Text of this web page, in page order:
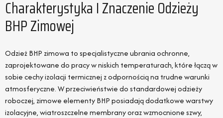
Charakterystyka I Znaczenie Odzieży
BHP Zimowej
Odzież BHP zimowa to specjalistyczne ubrania ochronne,
zaprojektowane do pracy w niskich temperaturach, które łączą w
sobie cechy izolacji termicznej z odpornością na trudne warunki
atmosferyczne. W przeciwieństwie do standardowej odzieży
roboczej, zimowe elementy BHP posiadają dodatkowe warstwy
izolacyjne, wiatroszczelne membrany oraz wzmocnione szwy,